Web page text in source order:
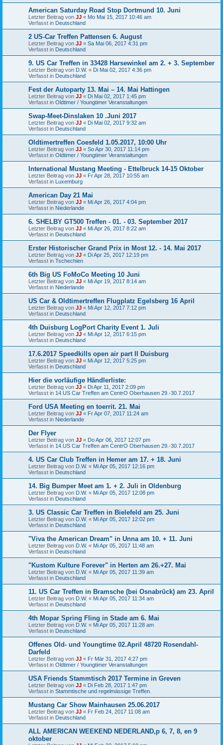
American Saturday Road Stop Dortmund 10. Juni
Letzter Beitrag von JJ « Mo Mai 15, 2017 10:46 am
Verfasst in Deutschland
2 US-Car Treffen Pattensen 6. August
Letzter Beitrag von JJ « Sa Mai 06, 2017 4:31 pm
Verfasst in Deutschland
9. US Car Treffen in 33428 Harsewinkel am 2. + 3. September
Letzter Beitrag von D.W. « Di Mai 02, 2017 4:36 pm
Verfasst in Deutschland
Fest der Autoparty 13. Mai – 14. Mai Hattingen
Letzter Beitrag von JJ « Di Mai 02, 2017 1:45 pm
Verfasst in Oldtimer / Youngtimer Veranstaltungen
Swap-Meet-Dinslaken 10 .Juni 2017
Letzter Beitrag von JJ « Di Mai 02, 2017 9:32 am
Verfasst in Deutschland
Oldtimertreffen Coesfeld 1.05.2017, 10:00 Uhr
Letzter Beitrag von JJ « So Apr 30, 2017 11:14 pm
Verfasst in Oldtimer / Youngtimer Veranstaltungen
International Mustang Meeting - Ettelbruck 14-15 Oktober
Letzter Beitrag von JJ « Fr Apr 28, 2017 10:55 am
Verfasst in Luxemburg
American Day 21 Mai
Letzter Beitrag von JJ « Mi Apr 26, 2017 4:04 pm
Verfasst in Niederlande
6. SHELBY GT500 Treffen - 01. - 03. September 2017
Letzter Beitrag von JJ « Mi Apr 26, 2017 8:22 am
Verfasst in Deutschland
Erster Historischer Grand Prix in Most 12. - 14. Mai 2017
Letzter Beitrag von JJ « Di Apr 25, 2017 12:19 pm
Verfasst in Tschechien
6th Big US FoMoCo Meeting 10 Juni
Letzter Beitrag von JJ « Mi Apr 19, 2017 8:14 am
Verfasst in Niederlande
US Car & Oldtimertreffen Flugplatz Egelsberg 16 April
Letzter Beitrag von JJ « Mi Apr 12, 2017 7:12 pm
Verfasst in Deutschland
4th Duisburg LogPort Charity Event 1. Juli
Letzter Beitrag von JJ « Mi Apr 12, 2017 6:15 pm
Verfasst in Deutschland
17.6.2017 Speedkills open air part II Duisburg
Letzter Beitrag von JJ « Mi Apr 12, 2017 5:25 pm
Verfasst in Deutschland
Hier die vorläufige Händlerliste:
Letzter Beitrag von JJ « Di Apr 11, 2017 2:09 pm
Verfasst in 14.US Car Treffen am CentrO Oberhausen 29.-30.7.2017
Ford USA Meeting en toerrit. 21. Mai
Letzter Beitrag von JJ « Fr Apr 07, 2017 11:24 am
Verfasst in Niederlande
Der Flyer
Letzter Beitrag von JJ « Do Apr 06, 2017 12:07 pm
Verfasst in 14.US Car Treffen am CentrO Oberhausen 29.-30.7.2017
4. US Car Club Treffen in Hemer am 17. + 18. Juni
Letzter Beitrag von D.W. « Mi Apr 05, 2017 12:16 pm
Verfasst in Deutschland
14. Big Bumper Meet am 1. + 2. Juli in Oldenburg
Letzter Beitrag von D.W. « Mi Apr 05, 2017 12:08 pm
Verfasst in Deutschland
3. US Classic Car Treffen in Bielefeld am 25. Juni
Letzter Beitrag von D.W. « Mi Apr 05, 2017 12:02 pm
Verfasst in Deutschland
"Viva the American Dream" in Unna am 10. + 11. Juni
Letzter Beitrag von D.W. « Mi Apr 05, 2017 11:48 am
Verfasst in Deutschland
"Kustom Kulture Forever" in Herten am 26.+27. Mai
Letzter Beitrag von D.W. « Mi Apr 05, 2017 11:39 am
Verfasst in Deutschland
11. US Car Treffen in Bramsche (bei Osnabrück) am 23. April
Letzter Beitrag von D.W. « Mi Apr 05, 2017 11:34 am
Verfasst in Deutschland
4th Mopar Spring Fling in Stade am 6. Mai
Letzter Beitrag von D.W. « Mi Apr 05, 2017 11:28 am
Verfasst in Deutschland
Offenes Old- und Youngtime 02.April 48720 Rosendahl-
Darfeld
Letzter Beitrag von JJ « Fr Mär 31, 2017 4:27 pm
Verfasst in Oldtimer / Youngtimer Veranstaltungen
USA Friends Stammtisch 2017 Termine in Greven
Letzter Beitrag von JJ « Di Feb 28, 2017 1:47 pm
Verfasst in Stammtische und regelmässige Treffen.
Mustang Car Show Mainhausen 25.06.2017
Letzter Beitrag von JJ « Fr Feb 24, 2017 11:08 am
Verfasst in Deutschland
ALL AMERICAN WEEKEND NEDERLAND,p 6, 7, 8, en 9
oktober